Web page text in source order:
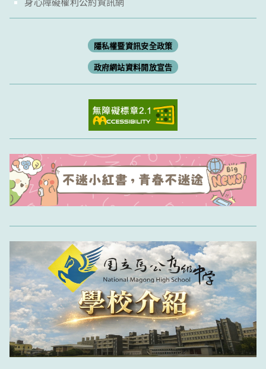
隱私權暨資訊安全政策
政府網站資料開放宣告